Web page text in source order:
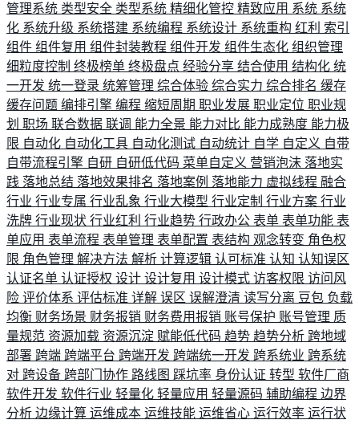
管理系统 类型安全 类型系统 精细化管控 精致应用 系统 系统
化 系统升级 系统搭建 系统编程 系统设计 系统重构 红利 索引
组件 组件复用 组件封装教程 组件开发 组件生态化 组织管理
细粒度控制 终极榜单 终极盘点 经验分享 结合使用 结构化 统
一开发 统一登录 统筹管理 综合体验 综合实力 综合排名 缓存
缓存问题 编排引擎 编程 缩短周期 职业发展 职业定位 职业规
划 职场 联合数据 联调 能力全景 能力对比 能力成熟度 能力极
限 自动化 自动化工具 自动化测试 自动统计 自学 自定义 自带
自带流程引擎 自研 自研低代码 菜单自定义 营销泡沫 落地实
践 落地总结 落地效果排名 落地案例 落地能力 虚拟线程 融合
行业 行业专属 行业乱象 行业大模型 行业定制 行业方案 行业
洗牌 行业现状 行业红利 行业趋势 行政办公 表单 表单功能 表
单应用 表单流程 表单管理 表单配置 表结构 观念转变 角色权
限 角色管理 解决方法 解析 计算逻辑 认可标准 认知 认知误区
认证名单 认证授权 设计 设计复用 设计模式 访客权限 访问风
险 评价体系 评估标准 详解 误区 误解澄清 读写分离 豆包 负载
均衡 财务场景 财务报销 财务费用报销 账号保护 账号管理 质
量规范 资源加载 资源沉淀 赋能低代码 趋势 趋势分析 跨地域
部署 跨端 跨端平台 跨端开发 跨端统一开发 跨系统业 跨系统
对 跨设备 跨部门协作 路线图 踩坑率 身份认证 转型 软件厂商
软件开发 软件行业 轻量化 轻量应用 轻量源码 辅助编程 边界
分析 边缘计算 运维成本 运维技能 运维省心 运行效率 运行状